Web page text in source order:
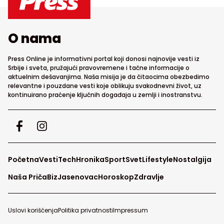
O nama
Press Online je informativni portal koji donosi najnovije vesti iz
Srbije i sveta, pružajući pravovremene i tačne informacije o
aktuelnim dešavanjima. Naša misija je da čitaocima obezbedimo
relevantne i pouzdane vesti koje oblikuju svakodnevni život, uz
kontinuirano praćenje ključnih događaja u zemlji i inostranstvu.
PočetnaVestiTechHronikaSportSvetLifestyleNostalgija
Naša PričaBizJasenovacHoroskopZdravlje
Uslovi korišćenjaPolitika privatnostiImpressum